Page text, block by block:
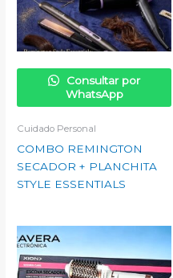
Consultar por
WhatsApp
Cuidado Personal
COMBO REMINGTON
SECADOR + PLANCHITA
STYLE ESSENTIALS